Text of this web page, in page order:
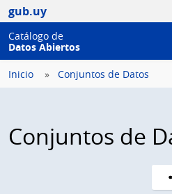
gub.uy
Catálogo de
Datos Abiertos
Inicio Conjuntos de Datos
Conjuntos de